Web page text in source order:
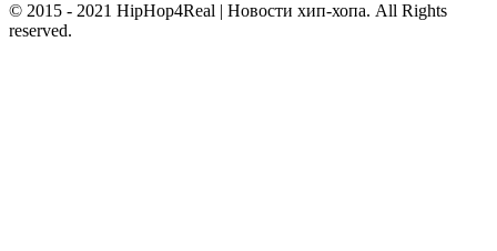
© 2015 - 2021 HipHop4Real | Новости хип-хопа. All Rights
reserved.